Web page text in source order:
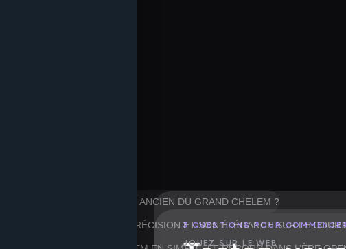
3 QUESTIONS POUR COMMENCER
CONNU POUR ÊTRE LE PLUS ANCIEN DU GRAND CHELEM ?
« LE MAESTRO » POUR SA PRÉCISION ET SON ÉLÉGANCE SUR LE
JOUEZ SUR LE WEB